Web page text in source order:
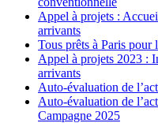
Appel à projets :
arrivants
Tous prêts à Paris pour
Appel à projets 2023 :
arrivants
Auto-évaluation de
Auto-évaluation de
Campagne 2025